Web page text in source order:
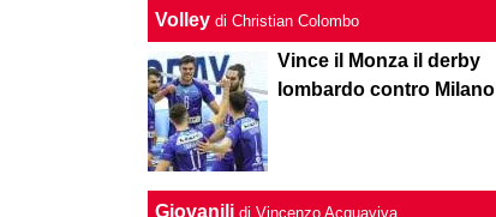
Volley di Christian Colombo
Vince il Monza il derby
lombardo contro Milano
Giovanili di Vincenzo Acquaviva